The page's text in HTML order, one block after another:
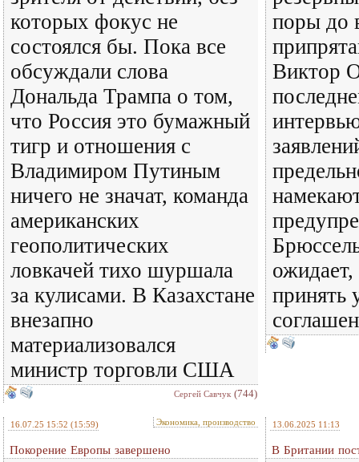
которых фокус не
состоялся бы. Пока все
обсуждали слова
Дональда Трампа о том,
что Россия это бумажный
тигр и отношения с
Владимиром Путиным
ничего не значат, команда
американских
геополитических
ловкачей тихо шуршала
за кулисами. В Казахстане
внезапно
материализовался
министр торговли США
Сергей Савчук (744)
поры до
Виктор
принять
16.07.25 15:52 (15:59) Экономика, производство
Покорение Европы завершено
13.06.2025 11:13
В Британии